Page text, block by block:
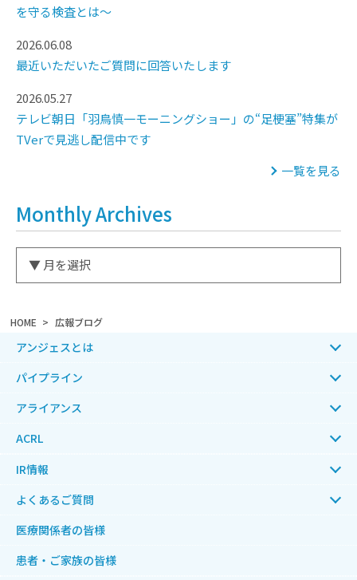
HOME 広報ブログ
を守る検査とは～
2026.06.08
最近いただいたご質問に回答いたします
2026.05.27
テレビ朝日「羽鳥慎一モーニングショー」の“足梗塞”特集が
TVerで見逃し配信中です
一覧を見る
Monthly Archives
アンジェスとは
パイプライン
アライアンス
ACRL
IR情報
よくあるご質問
医療関係者の皆様
患者・ご家族の皆様